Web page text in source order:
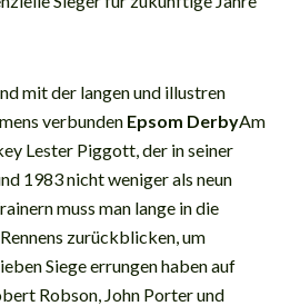
mit der langen und illustren
verbunden Epsom DerbyAm
Lester Piggott, der in seiner
1983 nicht weniger als neun
muss man lange in die
zurückblicken, um
Siege errungen haben auf
Robson, John Porter und